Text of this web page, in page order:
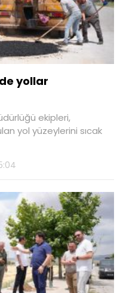
yollar
ekipleri,
yol yüzeylerini sıcak